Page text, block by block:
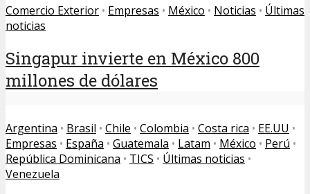
Comercio Exterior • Empresas • México • Noticias • Últimas
noticias
Singapur invierte en México 800
millones de dólares
Argentina • Brasil • Chile • Colombia • Costa rica • EE.UU •
Empresas • España • Guatemala • Latam • México • Perú •
República Dominicana • TICS • Últimas noticias •
Venezuela